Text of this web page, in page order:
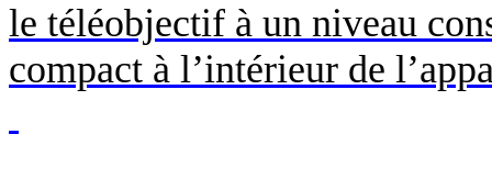
le téléobjectif à un niveau
compact à l’intérieur de